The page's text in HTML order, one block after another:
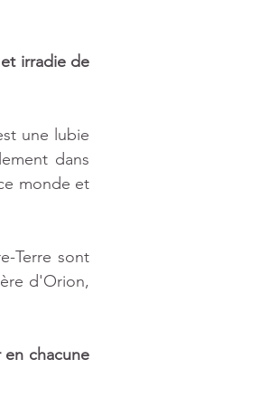
irradie de
une lubie
dans
monde et
Terre sont
d'Orion,
chacune